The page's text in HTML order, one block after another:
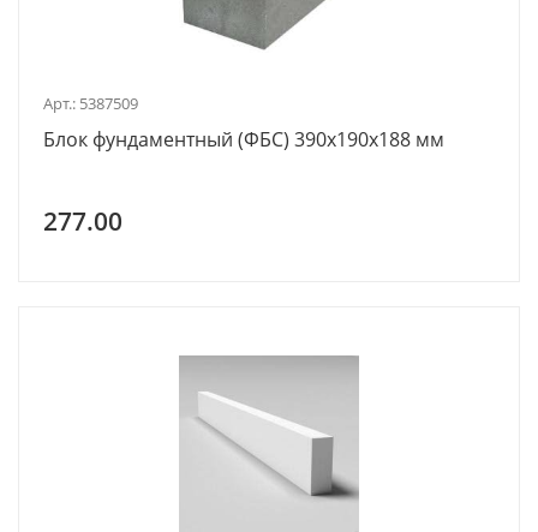
Арт.: 5387509
Блок фундаментный (ФБС) 390x190x188 мм
277.00